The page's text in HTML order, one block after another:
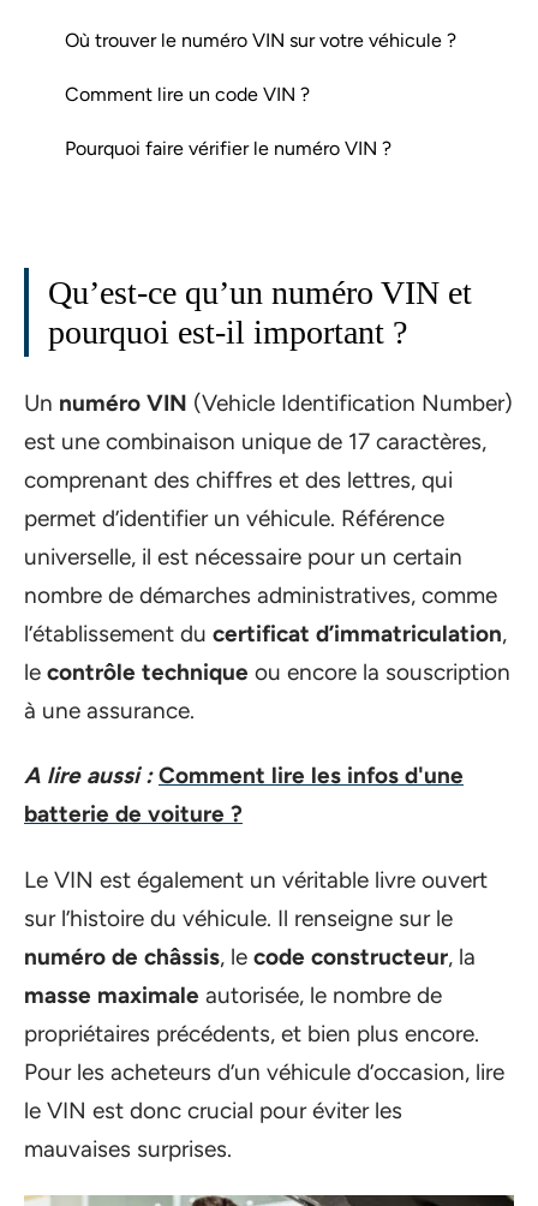
Où trouver le numéro VIN sur votre véhicule ?
Comment lire un code VIN ?
Pourquoi faire vérifier le numéro VIN ?
Qu’est-ce qu’un numéro VIN et
pourquoi est-il important ?
Un numéro VIN (Vehicle Identification Number)
est une combinaison unique de 17 caractères,
comprenant des chiffres et des lettres, qui
permet d’identifier un véhicule. Référence
universelle, il est nécessaire pour un certain
nombre de démarches administratives, comme
l’établissement du certificat d’immatriculation,
le contrôle technique ou encore la souscription
à une assurance.
A lire aussi : Comment lire les infos d'une
batterie de voiture ?
Le VIN est également un véritable livre ouvert
sur l’histoire du véhicule. Il renseigne sur le
numéro de châssis, le code constructeur, la
masse maximale autorisée, le nombre de
propriétaires précédents, et bien plus encore.
Pour les acheteurs d’un véhicule d’occasion, lire
le VIN est donc crucial pour éviter les
mauvaises surprises.